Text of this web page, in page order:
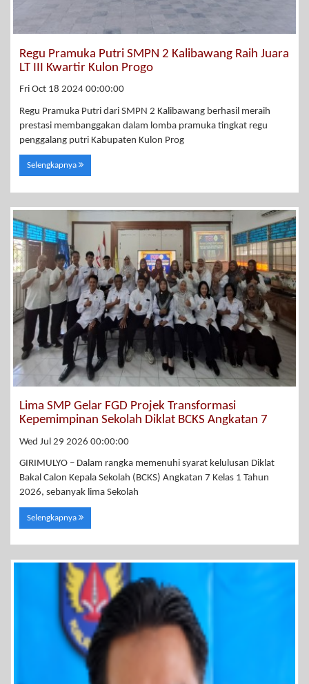
Regu Pramuka Putri SMPN 2 Kalibawang Raih Juara
LT III Kwartir Kulon Progo
Fri Oct 18 2024 00:00:00
Regu Pramuka Putri dari SMPN 2 Kalibawang berhasil meraih
prestasi membanggakan dalam lomba pramuka tingkat regu
penggalang putri Kabupaten Kulon Prog
Selengkapnya
Lima SMP Gelar FGD Projek Transformasi
Kepemimpinan Sekolah Diklat BCKS Angkatan 7
Wed Jul 29 2026 00:00:00
GIRIMULYO – Dalam rangka memenuhi syarat kelulusan Diklat
Bakal Calon Kepala Sekolah (BCKS) Angkatan 7 Kelas 1 Tahun
2026, sebanyak lima Sekolah
Selengkapnya